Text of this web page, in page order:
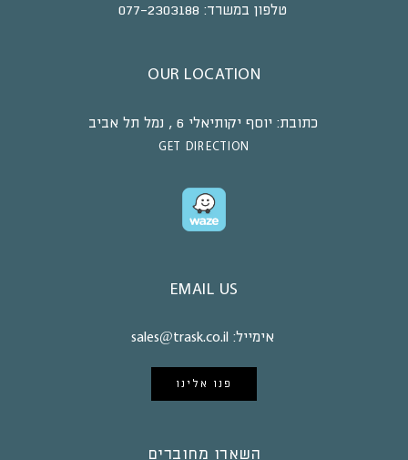
טלפון במשרד: 077-2303188
OUR LOCATION
כתובת: יוסף יקותיאלי 6 , נמל תל אביב
GET DIRECTION
EMAIL US
אימייל: sales@trask.co.il
פנו אלינו
השארו מחוברים